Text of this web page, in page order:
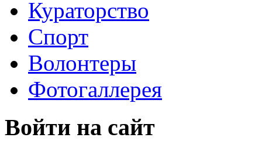
Кураторство
Спорт
Волонтеры
Фотогаллерея
Войти на сайт